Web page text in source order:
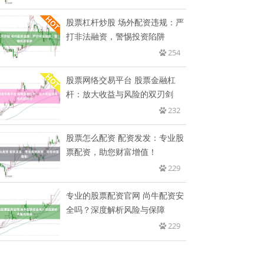
股票杠杆炒股 场外配资违规：严
打非法融资，警惕投资陷阱
254
股票网络交易平台 股票金融杠
杆：放大收益与风险的双刃剑
232
股票怎么配资 配资发发：专业股
票配资，助您财富增值！
229
专业的股票配资官网 尚牛配资安
全吗？深度解析风险与保障
229